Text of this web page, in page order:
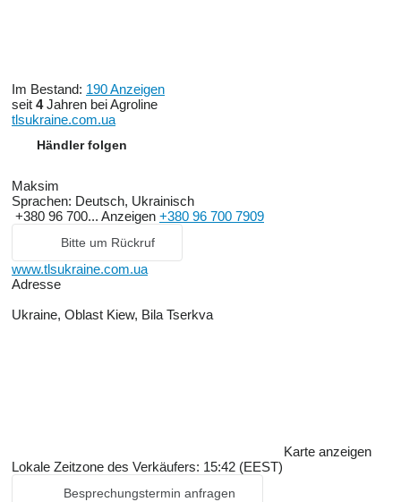
Im Bestand: 190 Anzeigen
seit 4Jahren bei Agroline
tlsukraine.com.ua
Händler folgen
Maksim
Sprachen: Deutsch, Ukrainisch
+380 96 700... Anzeigen +380 96 700 7909
Bitte um Rückruf
www.tlsukraine.com.ua
Adresse
Ukraine, Oblast Kiew, Bila Tserkva
Karte anzeigen
Lokale Zeitzone des Verkäufers: 15:42 (EEST)
Besprechungstermin anfragen